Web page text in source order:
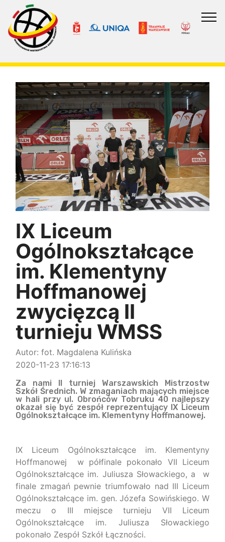
IX Liceum
Ogólnokształcące
im. Klementyny
Hoffmanowej
zwycięzcą II
turnieju WMSS
Autor: fot. Magdalena Kulińska
2020-11-23 17:16:13
Za nami II turniej Warszawskich Mistrzostw
Szkół Średnich. W zmaganiach mających miejsce
w hali przy ul. Obrońców Tobruku 40 najlepszy
okazał się być zespół reprezentujący IX Liceum
Ogólnokształcące im. Klementyny Hoffmanowej.
IX Liceum Ogólnokształcące im. Klementyny
Hoffmanowej w półfinale pokonało VII Liceum
Ogólnokształcące im. Juliusza Słowackiego, a w
finale zmagań pewnie triumfowało nad III Liceum
Ogólnokształcące im. gen. Józefa Sowińskiego. W
meczu o III miejsce turnieju VII Liceum
Ogólnokształcące im. Juliusza Słowackiego
pokonało Zespół Szkół Łączności.